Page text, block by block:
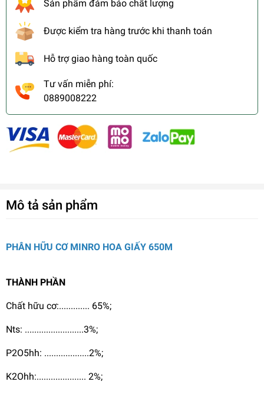
Sản phẩm đảm bảo chất lượng
Được kiểm tra hàng trước khi thanh toán
Hỗ trợ giao hàng toàn quốc
Tư vấn miễn phí:
0889008222
Mô tả sản phẩm
PHÂN HỮU CƠ MINRO HOA GIẤY 650M
THÀNH PHẦN
Chất hữu cơ:............. 65%;
Nts: .........................3%;
P2O5hh: ...................2%;
K2Ohh:..................... 2%;